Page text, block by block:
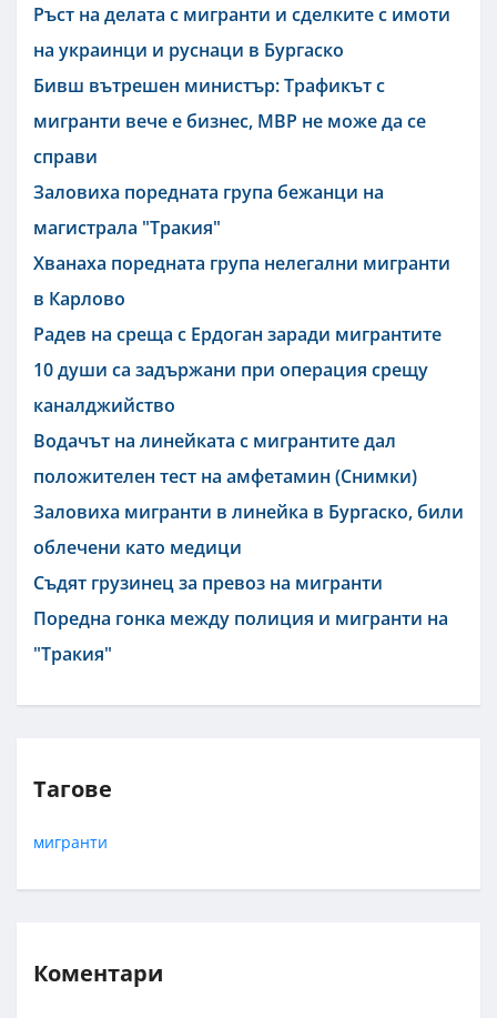
Ръст на делата с мигранти и сделките с имоти
на украинци и руснаци в Бургаско
Бивш вътрешен министър: Трафикът с
мигранти вече е бизнес, МВР не може да се
справи
Заловиха поредната група бежанци на
магистрала "Тракия"
Хванаха поредната група нелегални мигранти
в Карлово
Радев на среща с Ердоган заради мигрантите
10 души са задържани при операция срещу
каналджийство
Водачът на линейката с мигрантите дал
положителен тест на амфетамин (Снимки)
Заловиха мигранти в линейка в Бургаско, били
облечени като медици
Съдят грузинец за превоз на мигранти
Поредна гонка между полиция и мигранти на
"Тракия"
Тагове
мигранти
Коментари